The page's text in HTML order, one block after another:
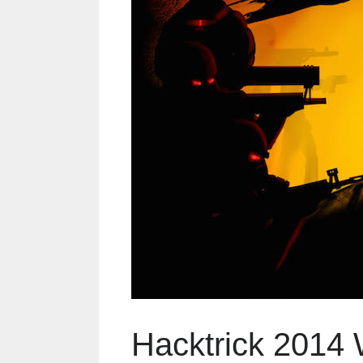
Hacktrick 2014